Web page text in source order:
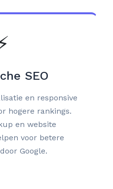
SEO
en responsive
hogere rankings.
en website
voor betere
Google.